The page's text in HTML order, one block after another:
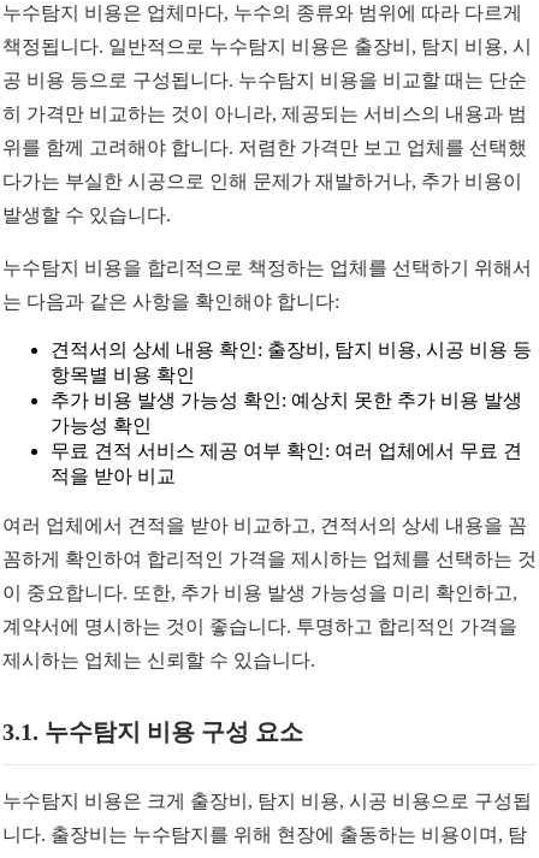
누수탐지 비용은 업체마다, 누수의 종류와 범위에 따라 다르게
책정됩니다. 일반적으로 누수탐지 비용은 출장비, 탐지 비용, 시
공 비용 등으로 구성됩니다. 누수탐지 비용을 비교할 때는 단순
히 가격만 비교하는 것이 아니라, 제공되는 서비스의 내용과 범
위를 함께 고려해야 합니다. 저렴한 가격만 보고 업체를 선택했
다가는 부실한 시공으로 인해 문제가 재발하거나, 추가 비용이
발생할 수 있습니다.
누수탐지 비용을 합리적으로 책정하는 업체를 선택하기 위해서
는 다음과 같은 사항을 확인해야 합니다:
견적서의 상세 내용 확인: 출장비, 탐지 비용, 시공 비용 등
항목별 비용 확인
추가 비용 발생 가능성 확인: 예상치 못한 추가 비용 발생
가능성 확인
무료 견적 서비스 제공 여부 확인: 여러 업체에서 무료 견
적을 받아 비교
여러 업체에서 견적을 받아 비교하고, 견적서의 상세 내용을 꼼
꼼하게 확인하여 합리적인 가격을 제시하는 업체를 선택하는 것
이 중요합니다. 또한, 추가 비용 발생 가능성을 미리 확인하고,
계약서에 명시하는 것이 좋습니다. 투명하고 합리적인 가격을
제시하는 업체는 신뢰할 수 있습니다.
3.1. 누수탐지 비용 구성 요소
누수탐지 비용은 크게 출장비, 탐지 비용, 시공 비용으로 구성됩
니다. 출장비는 누수탐지를 위해 현장에 출동하는 비용이며, 탐